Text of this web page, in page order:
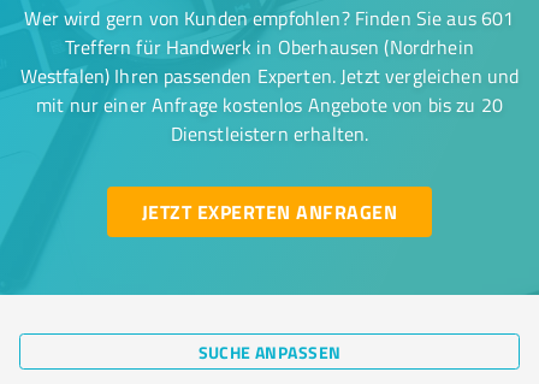
Wer wird gern von Kunden empfohlen? Finden Sie aus 601
Treffern für Handwerk in Oberhausen (Nordrhein
Westfalen) Ihren passenden Experten. Jetzt vergleichen und
mit nur einer Anfrage kostenlos Angebote von bis zu 20
Dienstleistern erhalten.
JETZT EXPERTEN ANFRAGEN
SUCHE ANPASSEN